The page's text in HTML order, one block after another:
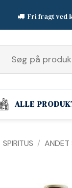
Fri fragt ved
efter:
ALLE
SPIRITUS / ANDET